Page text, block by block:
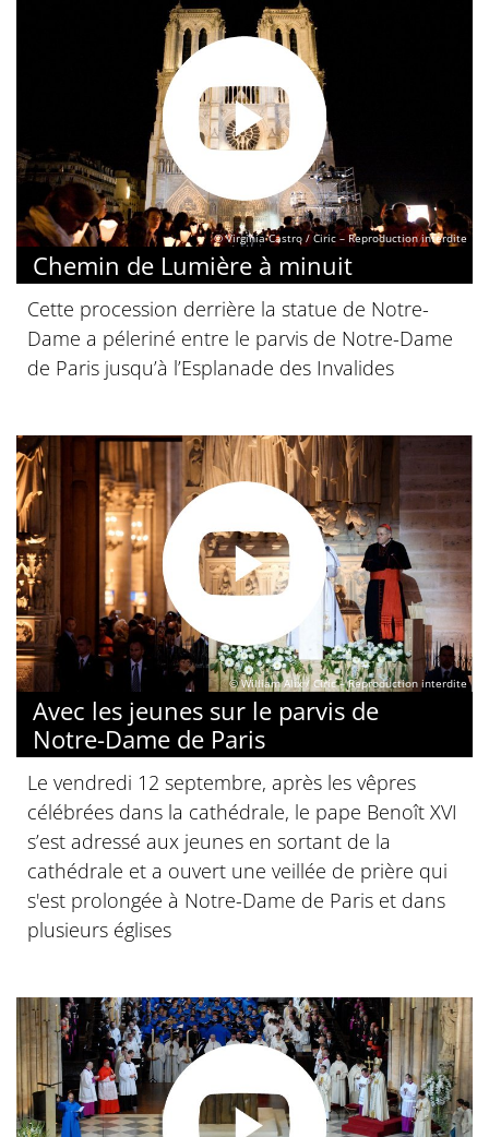
© Virginia Castro / Ciric – Reproduction interdite
Chemin de Lumière à minuit
Cette procession derrière la statue de Notre-
Dame a péleriné entre le parvis de Notre-Dame
de Paris jusqu’à l’Esplanade des Invalides
© William Alix / Ciric – Reproduction interdite
Avec les jeunes sur le parvis de
Notre-Dame de Paris
Le vendredi 12 septembre, après les vêpres
célébrées dans la cathédrale, le pape Benoît XVI
s’est adressé aux jeunes en sortant de la
cathédrale et a ouvert une veillée de prière qui
s'est prolongée à Notre-Dame de Paris et dans
plusieurs églises